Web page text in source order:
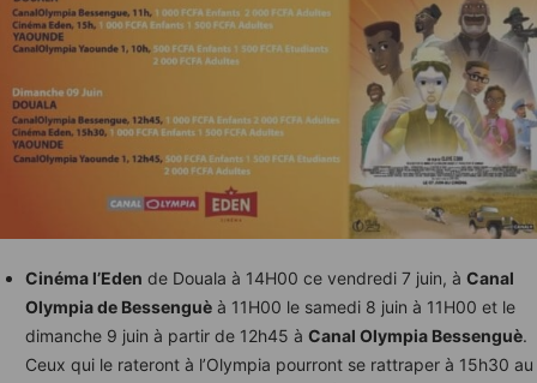
Cinéma l’Eden de Douala à 14H00 ce vendredi 7 juin, à Canal
Olympia de Bessenguè à 11H00 le samedi 8 juin à 11H00 et le
dimanche 9 juin à partir de 12h45 à Canal Olympia Bessenguè.
Ceux qui le rateront à l’Olympia pourront se rattraper à 15h30 au